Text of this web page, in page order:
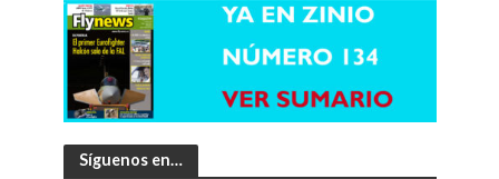
Síguenos en…